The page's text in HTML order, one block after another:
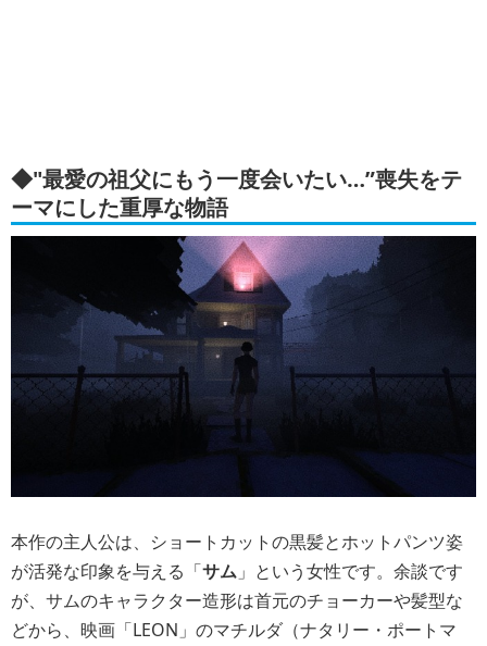
◆"最愛の祖父にもう一度会いたい…”喪失をテ
ーマにした重厚な物語
本作の主人公は、ショートカットの黒髪とホットパンツ姿
が活発な印象を与える「サム 」という女性です。余談です
が、サムのキャラクター造形は首元のチョーカーや髪型な
どから、映画「LEON」のマチルダ（ナタリー・ポートマ